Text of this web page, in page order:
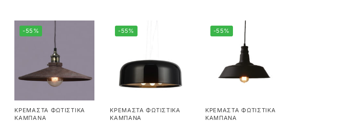
-55%
ΚΡΕΜΑΣΤΆ ΦΩΤΙΣΤΙΚΆ
ΚΑΜΠΆΝΑ
-55%
ΚΡΕΜΑΣΤΆ ΦΩΤΙΣΤΙΚΆ
ΚΑΜΠΆΝΑ
-55%
ΚΡΕΜΑΣΤΆ ΦΩΤΙΣΤΙΚΆ
ΚΑΜΠΆΝΑ